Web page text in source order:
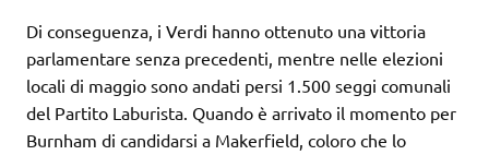
Di conseguenza, i Verdi hanno ottenuto una vittoria
parlamentare senza precedenti, mentre nelle elezioni
locali di maggio sono andati persi 1.500 seggi comunali
del Partito Laburista. Quando è arrivato il momento per
Burnham di candidarsi a Makerfield, coloro che lo